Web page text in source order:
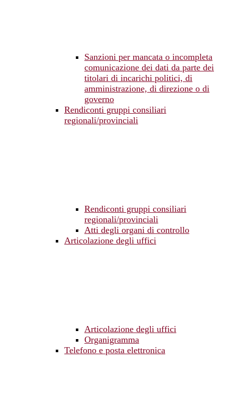
Sanzioni per mancata o incompleta
comunicazione dei dati da parte dei
titolari di incarichi politici, di
amministrazione, di direzione o di
governo
Rendiconti gruppi consiliari
regionali/provinciali
Rendiconti gruppi consiliari
regionali/provinciali
Atti degli organi di controllo
Articolazione degli uffici
Articolazione degli uffici
Organigramma
Telefono e posta elettronica